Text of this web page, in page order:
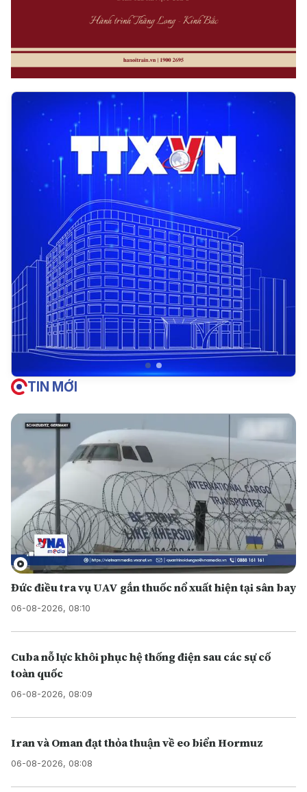
TIN MỚI
Đức điều tra vụ UAV gắn thuốc nổ xuất hiện tại sân bay
06-08-2026, 08:10
Cuba nỗ lực khôi phục hệ thống điện sau các sự cố
toàn quốc
06-08-2026, 08:09
Iran và Oman đạt thỏa thuận về eo biển Hormuz
06-08-2026, 08:08